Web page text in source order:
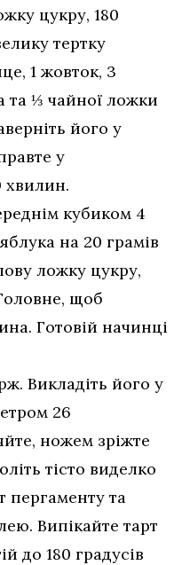
цукру, 180
тертку
1 жовток, 3
та ⅓ чайної ложки
його у
у
хвилин.
кубиком 4
на 20 грамів
ложку цукру,
щоб
Готовій начинці
Викладіть його у
26
ножем зріжте
тісто виделко
пергаменту та
Випікайте тарт
до 180 градусів